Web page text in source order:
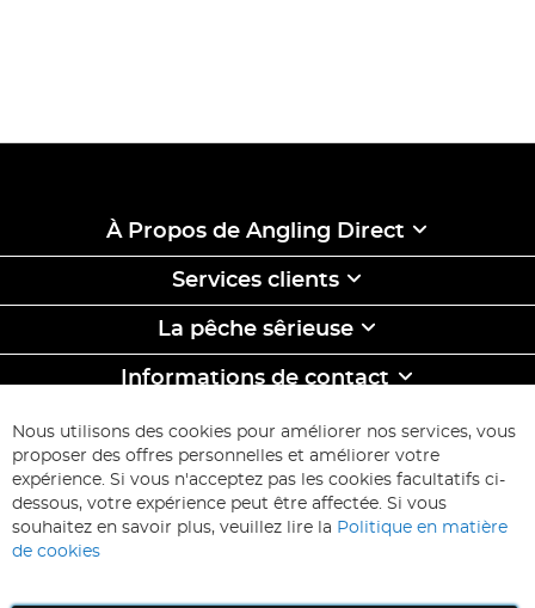
À Propos de Angling Direct
Services clients
La pêche sêrieuse
Informations de contact
ABONNEZ-VOUS & ECONOMISEZ
Inscription
à
d’information
:
Inscription
Nous utilisons des cookies pour améliorer nos services, vous
proposer des offres personnelles et améliorer votre
expérience. Si vous n'acceptez pas les cookies facultatifs ci-
dessous, votre expérience peut être affectée. Si vous
souhaitez en savoir plus, veuillez lire la Politique en matière
de cookies